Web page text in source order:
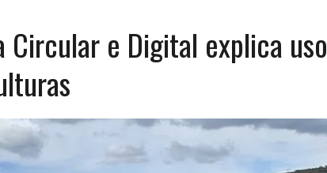
e Digital explica uso